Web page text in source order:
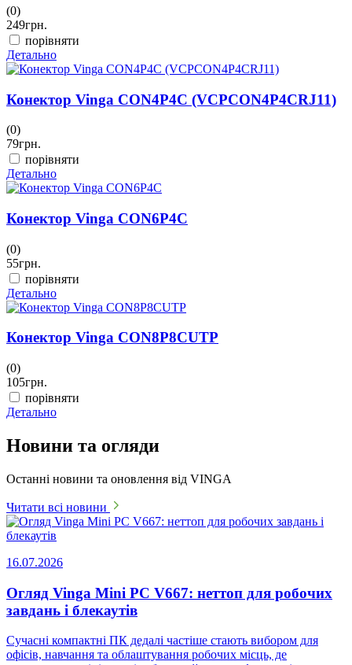
(0)
249грн.
порівняти
Детально
Конектор Vinga CON4P4C (VCPCON4P4CRJ11)
(0)
79грн.
порівняти
Детально
Конектор Vinga CON6P4C
(0)
55грн.
порівняти
Детально
Конектор Vinga CON8P8CUTP
(0)
105грн.
порівняти
Детально
Новини та огляди
Останні новини та оновлення від VINGA
Читати всі новини
16.07.2026
Огляд Vinga Mini PC V667: неттоп для робочих
завдань і блекаутів
Сучасні компактні ПК дедалі частіше стають вибором для
офісів, навчання та облаштування робочих місць, де